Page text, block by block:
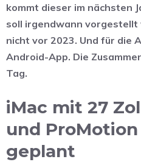
kommt dieser im nächsten
soll irgendwann vorgestellt
nicht vor 2023. Und für die
Android-App. Die
Tag.
iMac mit 27
und
geplant